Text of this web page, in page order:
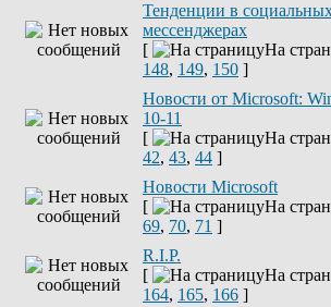
Тенденции в
мессенджерах
[
На
148, 149, 150 ]
Новости от Microsoft:
10-11
[
На
42, 43, 44 ]
Новости Microsoft
[
На
69, 70, 71 ]
R.I.P.
[
На
164, 165, 166 ]